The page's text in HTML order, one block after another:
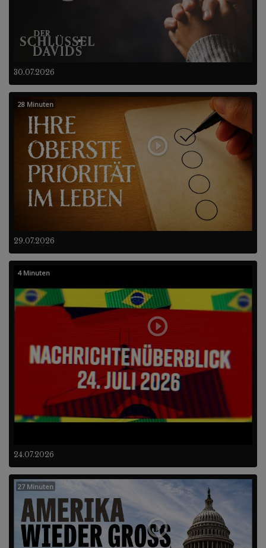
30.07.2026
29.07.2026
28 Minuten
24.07.2026
4 Minuten
27 Minuten